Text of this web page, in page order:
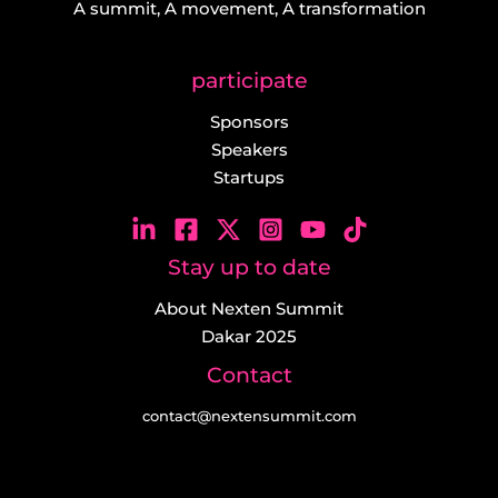
A summit, A movement, A transformation
participate
Sponsors
Speakers
Startups
Stay up to date
About Nexten Summit
Dakar 2025
Contact
contact@nextensummit.com